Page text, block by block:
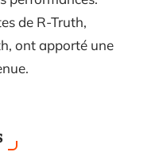
de R-Truth,
ont apporté une